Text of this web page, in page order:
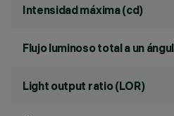
Intensidad máxima (cd)
Flujo luminoso total a un
Light output ratio (LOR)